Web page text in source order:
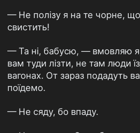
— Не полізу я на те чорне,
свистить!
— Та ні, бабусю, — вмовляю
вам туди лізти, не там люди
вагонах. От зараз подадуть
поїдемо.
— Не сяду, бо впаду.